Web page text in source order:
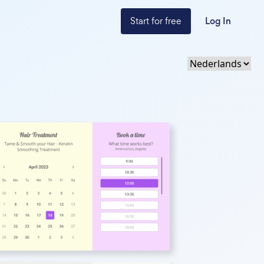
Start for free Log In